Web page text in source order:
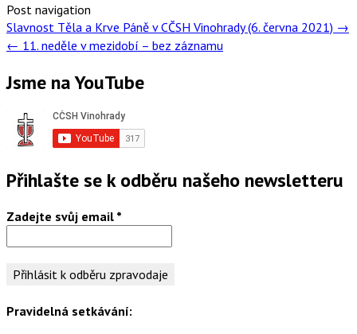
Post navigation
Slavnost Těla a Krve Páně v CČSH Vinohrady (6. června 2021) →
← 11. neděle v mezidobí – bez záznamu
Jsme na YouTube
Přihlašte se k odběru našeho newsletteru
Zadejte svůj email *
Pravidelná setkávání: